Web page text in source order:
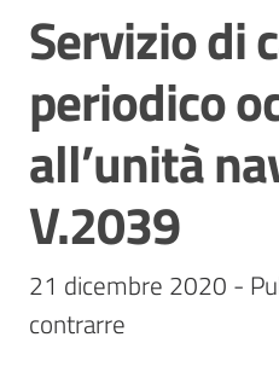
Stazioni
appaltanti
Contatti
Salta al contenuto
Servizio di
periodico
all’unità
V.2039
21 dicembre 2020 -